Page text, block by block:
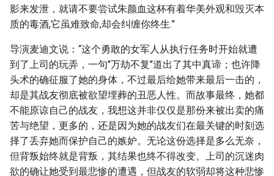
影来发泄，就请不要尝试朱颜血这杯有着华美外观和毁灭本
质的毒酒,它虽难致命,却会纠缠你终生.”
导演麦迪文说：“这个勇敢的女军人从执行任务时开始就遭
到了上司的玩弄，一句"万劫不复"道出了其中真谛；也许降
头术的确征服了她的身体，不过最后给她带来最后一击的，
却是其战友彻底被欲望埋葬的丑恶人性。而故事最终，她都
不能原谅自己的战友，我想这并非仅仅是那份来被出卖的痛
苦与绝望，更多的，还是因为她的战友们在最关键的时刻选
择了丢弃她而保护自己的嫉妒。无论这份选择是多么无奈，
但背叛始终就是背叛，其结果也终不得改变。上司的沉迷肉
欲的确让她受到最悲惨的遭遇，但战友的软弱却将这种悲惨